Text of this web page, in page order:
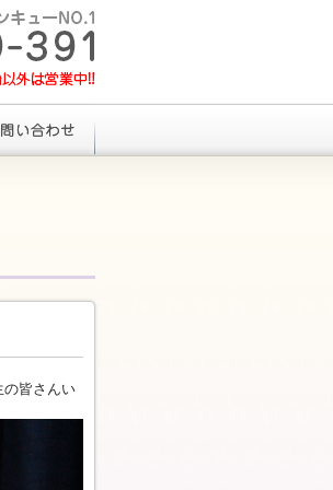
の皆さんい